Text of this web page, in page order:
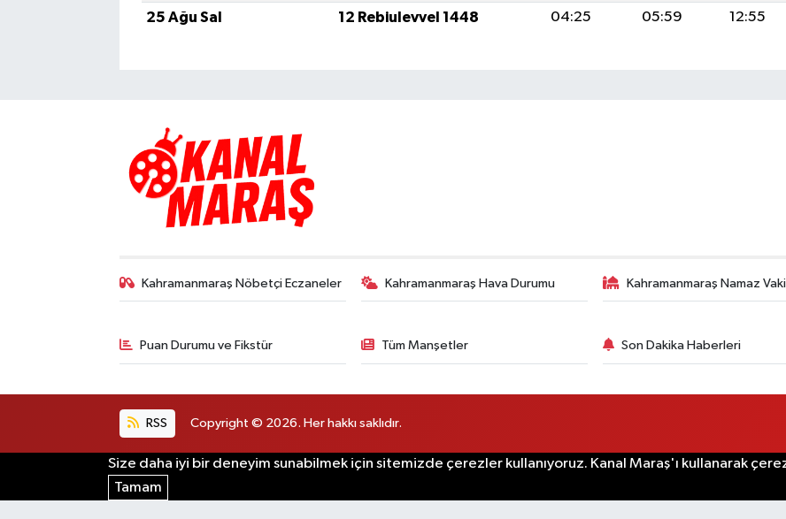
25 Ağu Sal
12 Rebiulevvel 1448 04:25 05:59 12:55
Kahramanmaraş Nöbetçi Eczaneler Kahramanmaraş Hava Durumu Kahramanmaraş Namaz
Puan Durumu ve Fikstür Tüm Manşetler Son Dakika Haberleri
RSS Copyright © 2026. Her hakkı saklıdır.
Size daha iyi bir deneyim sunabilmek için sitemizde çerezler kullanıyoruz. Kanal Maraş'ı kullanarak çerez
Tamam